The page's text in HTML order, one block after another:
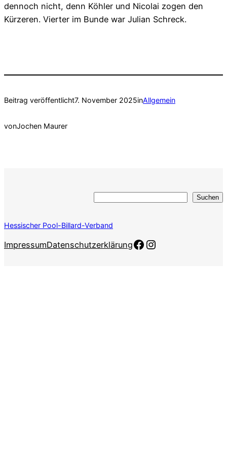
dennoch nicht, denn Köhler und Nicolai zogen den
Kürzeren. Vierter im Bunde war Julian Schreck.
Beitrag veröffentlicht7. November 2025inAllgemein
vonJochen Maurer
Suchen
Hessischer Pool-Billard-Verband
ImpressumDatenschutzerklärungFacebook
Instagram